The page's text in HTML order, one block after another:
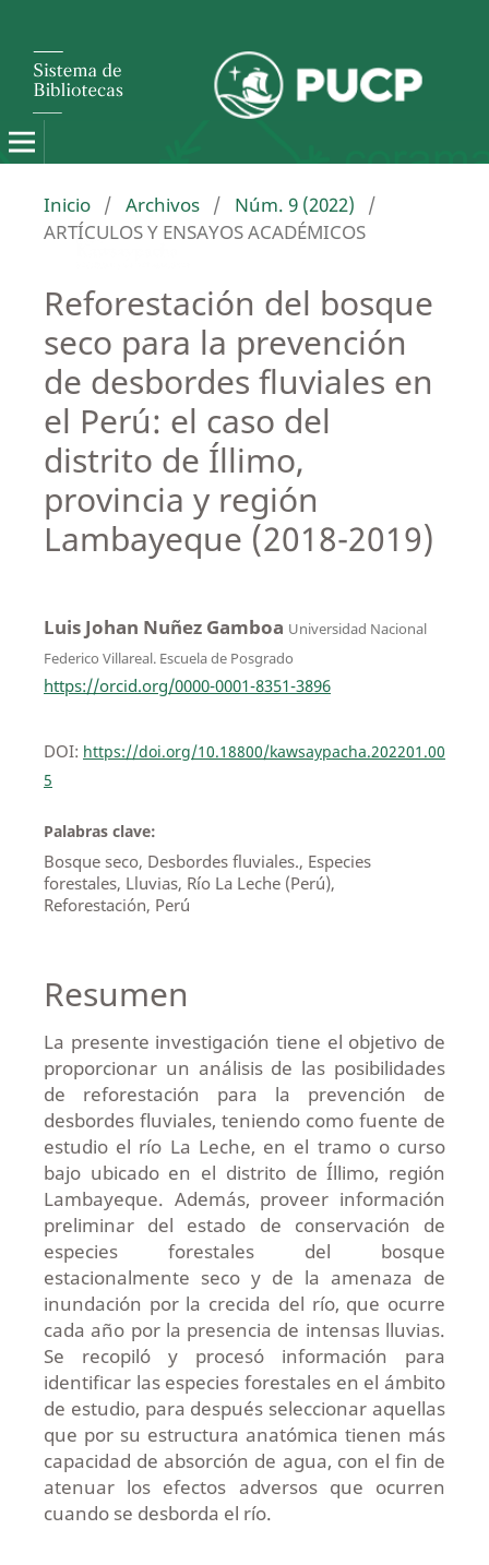
Inicio / Archivos / Núm. 9 (2022)
/
ARTÍCULOS Y ENSAYOS ACADÉMICOS
Reforestación del bosque
seco para la prevención
de desbordes fluviales en
el Perú: el caso del
distrito de Íllimo,
provincia y región
Lambayeque (2018-2019)
Luis Johan Nuñez Gamboa Universidad Nacional
Federico Villareal. Escuela de Posgrado
https://orcid.org/0000-0001-8351-3896
DOI: https://doi.org/10.18800/kawsaypacha.202201.00
5
Palabras clave:
Bosque seco, Desbordes fluviales., Especies
forestales, Lluvias, Río La Leche (Perú),
Reforestación, Perú
Resumen
La presente investigación tiene el objetivo de
proporcionar un análisis de las posibilidades
de reforestación para la prevención de
desbordes fluviales, teniendo como fuente de
estudio el río La Leche, en el tramo o curso
bajo ubicado en el distrito de Íllimo, región
Lambayeque. Además, proveer información
preliminar del estado de conservación de
especies forestales del bosque
estacionalmente seco y de la amenaza de
inundación por la crecida del río, que ocurre
cada año por la presencia de intensas lluvias.
Se recopiló y procesó información para
identificar las especies forestales en el ámbito
de estudio, para después seleccionar aquellas
que por su estructura anatómica tienen más
capacidad de absorción de agua, con el fin de
atenuar los efectos adversos que ocurren
cuando se desborda el río.